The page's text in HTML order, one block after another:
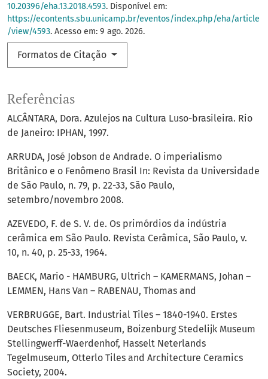
10.20396/eha.13.2018.4593. Disponível em:
https://econtents.sbu.unicamp.br/eventos/index.php/eha/article
/view/4593. Acesso em: 9 ago. 2026.
Formatos de Citação
Referências
ALCÂNTARA, Dora. Azulejos na Cultura Luso-brasileira. Rio
de Janeiro: IPHAN, 1997.
ARRUDA, José Jobson de Andrade. O imperialismo
Britânico e o Fenômeno Brasil In: Revista da Universidade
de São Paulo, n. 79, p. 22-33, São Paulo,
setembro/novembro 2008.
AZEVEDO, F. de S. V. de. Os primórdios da indústria
cerâmica em São Paulo. Revista Cerâmica, São Paulo, v.
10, n. 40, p. 25-33, 1964.
BAECK, Mario - HAMBURG, Ultrich – KAMERMANS, Johan –
LEMMEN, Hans Van – RABENAU, Thomas and
VERBRUGGE, Bart. Industrial Tiles – 1840-1940. Erstes
Deutsches Fliesenmuseum, Boizenburg Stedelijk Museum
Stellingwerff-Waerdenhof, Hasselt Neterlands
Tegelmuseum, Otterlo Tiles and Architecture Ceramics
Society, 2004.